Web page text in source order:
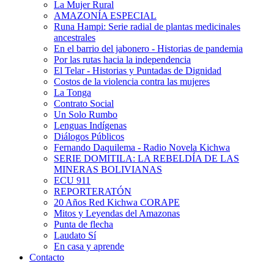
La Mujer Rural
AMAZONÍA ESPECIAL
Runa Hampi: Serie radial de plantas medicinales
ancestrales
En el barrio del jabonero - Historias de pandemia
Por las rutas hacia la independencia
El Telar - Historias y Puntadas de Dignidad
Costos de la violencia contra las mujeres
La Tonga
Contrato Social
Un Solo Rumbo
Lenguas Indígenas
Diálogos Públicos
Fernando Daquilema - Radio Novela Kichwa
SERIE DOMITILA: LA REBELDÍA DE LAS
MINERAS BOLIVIANAS
ECU 911
REPORTERATÓN
20 Años Red Kichwa CORAPE
Mitos y Leyendas del Amazonas
Punta de flecha
Laudato Sí
En casa y aprende
Contacto